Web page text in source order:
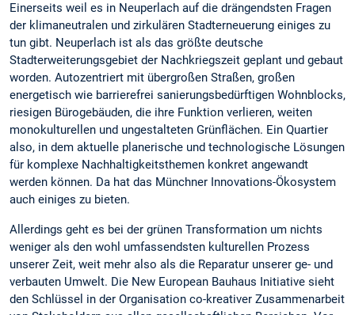
Einerseits weil es in Neuperlach auf die drängendsten Fragen
der klimaneutralen und zirkulären Stadterneuerung einiges zu
tun gibt. Neuperlach ist als das größte deutsche
Stadterweiterungsgebiet der Nachkriegszeit geplant und gebaut
worden. Autozentriert mit übergroßen Straßen, großen
energetisch wie barrierefrei sanierungsbedürftigen Wohnblocks,
riesigen Bürogebäuden, die ihre Funktion verlieren, weiten
monokulturellen und ungestalteten Grünflächen. Ein Quartier
also, in dem aktuelle planerische und technologische Lösungen
für komplexe Nachhaltigkeitsthemen konkret angewandt
werden können. Da hat das Münchner Innovations-Ökosystem
auch einiges zu bieten.
Allerdings geht es bei der grünen Transformation um nichts
weniger als den wohl umfassendsten kulturellen Prozess
unserer Zeit, weit mehr also als die Reparatur unserer ge- und
verbauten Umwelt. Die New European Bauhaus Initiative sieht
den Schlüssel in der Organisation co-kreativer Zusammenarbeit